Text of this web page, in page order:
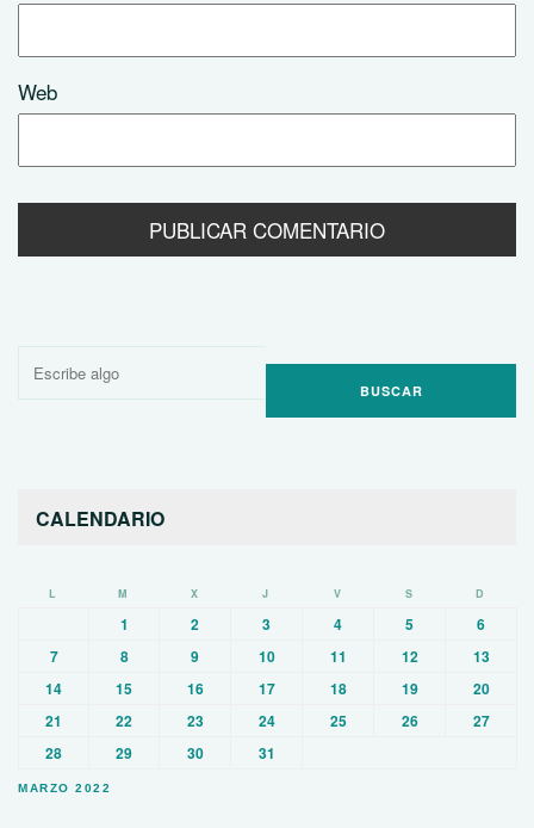
Web
Buscar
CALENDARIO
MARZO 2022
L M X J V S D
1 2 3 4 5
6
7
8 9 10 11 12
13
14
15 16 17 18 19
20
21
22 23 24 25 26
27
28
29 30 31